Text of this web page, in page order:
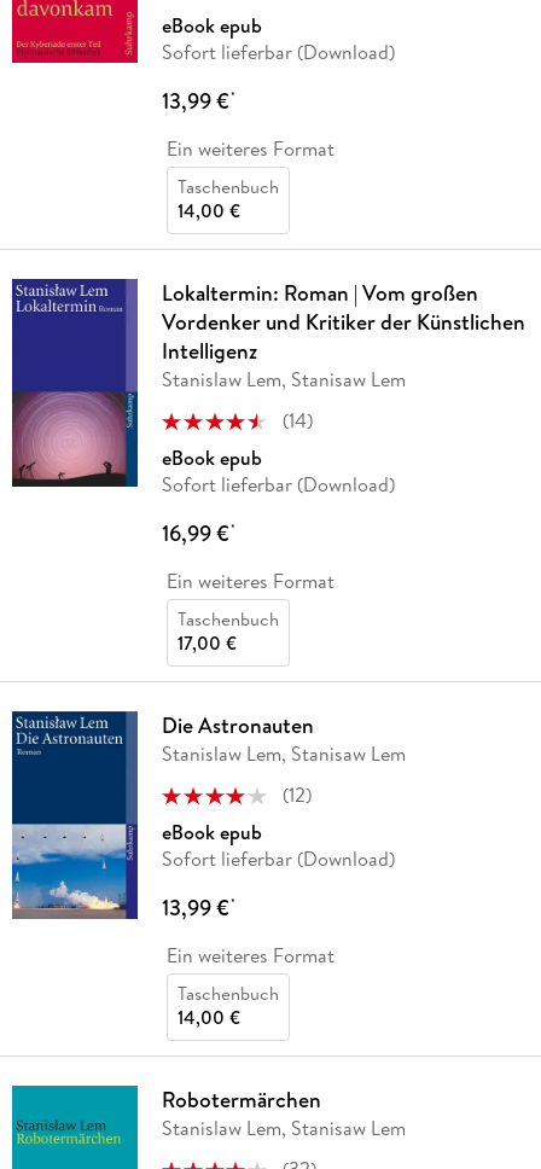
eBook epub
Sofort lieferbar (Download)
13,99 €*
Ein weiteres Format
Taschenbuch
14,00 €
Lokaltermin: Roman | Vom großen
Vordenker und Kritiker der Künstlichen
Intelligenz
Stanislaw Lem, Stanisaw Lem
(14)
eBook epub
Sofort lieferbar (Download)
16,99 €*
Ein weiteres Format
Taschenbuch
17,00 €
Die Astronauten
Stanislaw Lem, Stanisaw Lem
(12)
eBook epub
Sofort lieferbar (Download)
13,99 €*
Ein weiteres Format
Taschenbuch
14,00 €
Robotermärchen
Stanislaw Lem, Stanisaw Lem